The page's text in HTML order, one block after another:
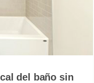
del baño sin